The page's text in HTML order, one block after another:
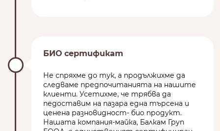
БИО сертификат
Не спряхме до тук, а продължихме да
следваме предпочитанията на нашите
клиенти. Усетихме, че трябва да
педоставим на пазара една търсена и
ценена разновидност- био продукт.
Нашата компания-майка, Балкам Груп